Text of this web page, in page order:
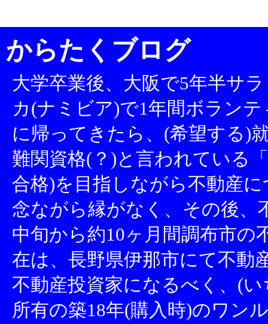
からたくブログ
大学卒業後、大阪で5年半サ
カ(ナミビア)で1年間ボラン
に帰ってきたら、(希望する)
難関資格(？)と言われている
合格)を目指しながら不動産
念ながら縁がなく、その後、
中旬から約10ヶ月間調布市の
在は、長野県伊那市にて不動
不動産投資家になるべく、(
所有の築18年(購入時)のワン